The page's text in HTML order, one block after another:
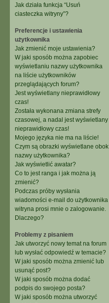
Jak działa funkcja “Usuń
ciasteczka witryny”?
Preferencje i ustawienia
użytkownika
Jak zmienić moje ustawienia?
W jaki sposób można zapobiec
wyświetlaniu nazwy użytkownika
na liście użytkowników
przeglądających forum?
Jest wyświetlany nieprawidłowy
czas!
Została wykonana zmiana strefy
czasowej, a nadal jest wyświetlany
nieprawidłowy czas!
Mojego języka nie ma na liście!
Czym są obrazki wyświetlane obok
nazwy użytkownika?
Jak wyświetlić awatar?
Co to jest ranga i jak można ją
zmienić?
Podczas próby wysłania
wiadomości e-mail do użytkownika
witryna prosi mnie o zalogowanie.
Dlaczego?
Problemy z pisaniem
Jak utworzyć nowy temat na forum
lub wysłać odpowiedź w temacie?
W jaki sposób można zmienić lub
usunąć post?
W jaki sposób można dodać
podpis do swojego posta?
W jaki sposób można utworzyć